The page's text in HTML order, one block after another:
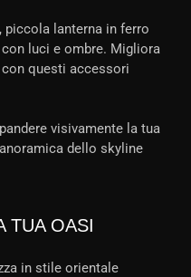
piccola lanterna in ferro
luci e ombre. Migliora
con questi accessori
visivamente la tua
dello skyline
TUA OASI
in stile orientale